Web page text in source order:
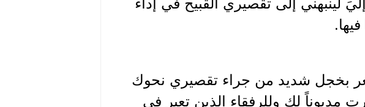
الحاضر يصل إليَ لينبهني إلى تقصيري القبيح في إداء
بخجل شديد من جراء تقصيري نحوك
لك وللرفقاء الذين تعبر في